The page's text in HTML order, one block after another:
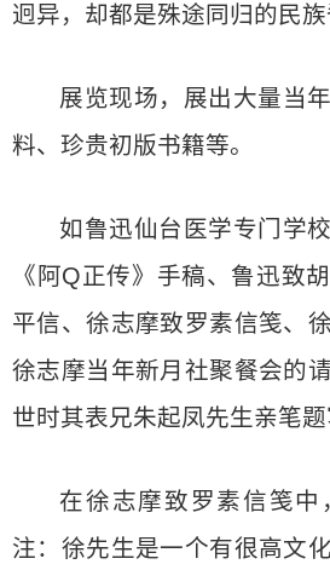
迥异，却都是殊途同归的民族
展览现场，展出大量当
料、珍贵初版书籍等。
如鲁迅仙台医学专门学
《阿Q正传》手稿、鲁迅致
平信、徐志摩致罗素信笺、
徐志摩当年新月社聚餐会的
世时其表兄朱起凤先生亲笔题
在徐志摩致罗素信笺中
注：徐先生是一个有很高文